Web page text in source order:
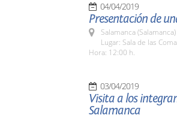
04/04/2019
Presentación de
Salamanca (Salamanca)
Lugar: Sala de las
Hora: 12:00 h.
03/04/2019
Visita a los
Salamanca